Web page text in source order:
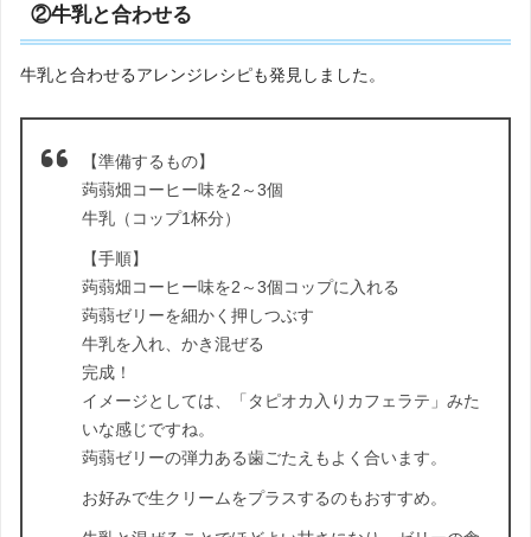
②牛乳と合わせる
牛乳と合わせるアレンジレシピも発見しました。
【準備するもの】
蒟蒻畑コーヒー味を2～3個
牛乳（コップ1杯分）
【手順】
蒟蒻畑コーヒー味を2～3個コップに入れる
蒟蒻ゼリーを細かく押しつぶす
牛乳を入れ、かき混ぜる
完成！
イメージとしては、「タピオカ入りカフェラテ」みた
いな感じですね。
蒟蒻ゼリーの弾力ある歯ごたえもよく合います。
お好みで生クリームをプラスするのもおすすめ。